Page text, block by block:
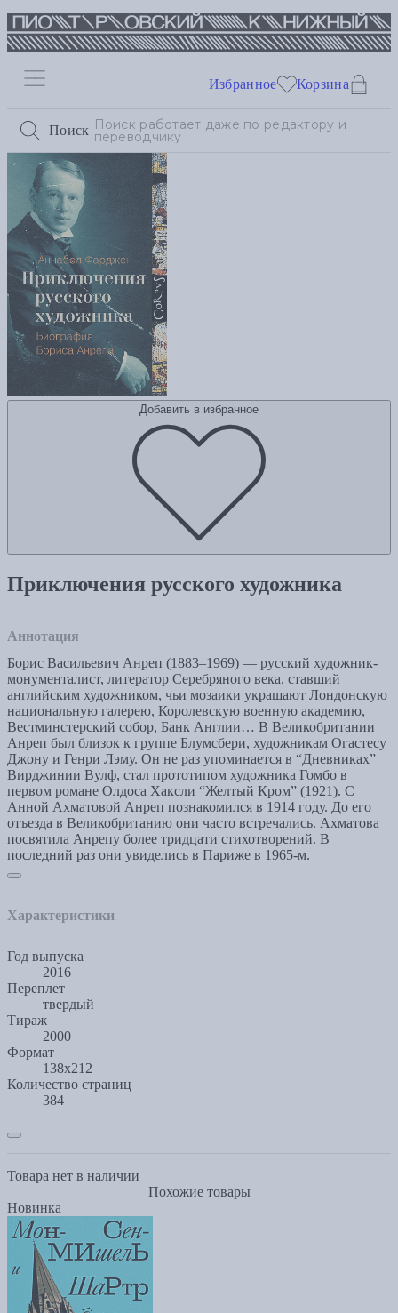
Поиск
Избранное Корзина
Добавить в избранное
Приключения русского художника
Аннотация
Борис Васильевич Анреп (1883–1969) — русский художник-
монументалист, литератор Серебряного века, ставший
английским художником, чьи мозаики украшают Лондонскую
национальную галерею, Королевскую военную академию,
Вестминстерский собор, Банк Англии… В Великобритании
Анреп был близок к группе Блумсбери, художникам Огастесу
Джону и Генри Лэму. Он не раз упоминается в “Дневниках”
Вирджинии Вулф, стал прототипом художника Гомбо в
первом романе Олдоса Хаксли “Желтый Кром” (1921). С
Анной Ахматовой Анреп познакомился в 1914 году. До его
отъезда в Великобританию они часто встречались. Ахматова
посвятила Анрепу более тридцати стихотворений. В
последний раз они увиделись в Париже в 1965-м.
Характеристики
Год выпуска
2016
Переплет
твердый
Тираж
2000
Формат
138x212
Количество страниц
384
Товара нет в наличии
Похожие товары
Новинка